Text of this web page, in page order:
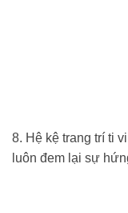
8. Hệ kệ trang trí ti
luôn đem lại sự